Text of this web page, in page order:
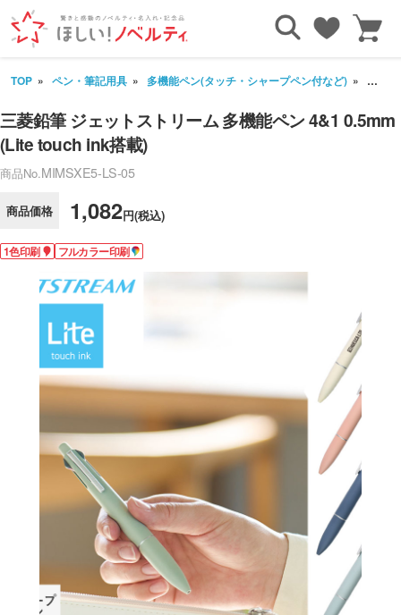
TOP ペン・筆記用具 多機能ペン(タッチ・シャープペン付など) 三菱
三菱鉛筆 ジェットストリーム 多機能ペン 4&1 0.5mm
(Lite touch ink搭載)
商品No.MIMSXE5-LS-05
商品価格 1,082円(税込)
1色印刷 フルカラー印刷